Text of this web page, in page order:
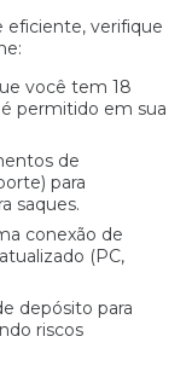
eficiente, verifique
você tem 18
permitido em sua
de
para
saques.
conexão de
(PC,
depósito para
riscos